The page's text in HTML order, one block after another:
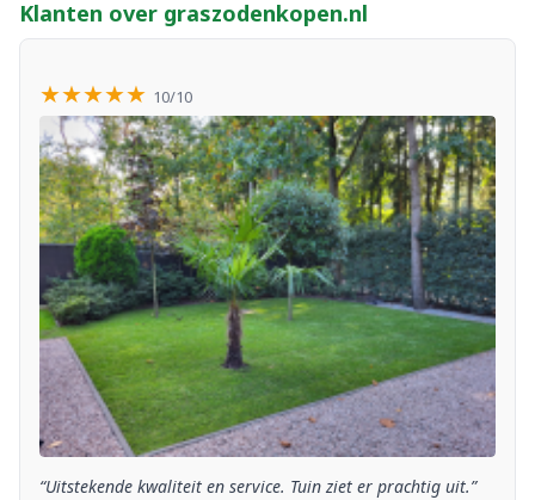
Klanten over graszodenkopen.nl
★★★★★ 10/10
“Uitstekende kwaliteit en service. Tuin ziet er prachtig uit.”